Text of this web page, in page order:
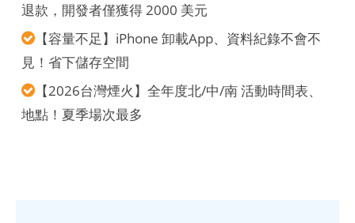
退款，開發者僅獲得 2000 美元
【容量不足】iPhone 卸載App、資料紀錄不會不
見！省下儲存空間
【2026台灣煙火】全年度北/中/南 活動時間表、
地點！夏季場次最多